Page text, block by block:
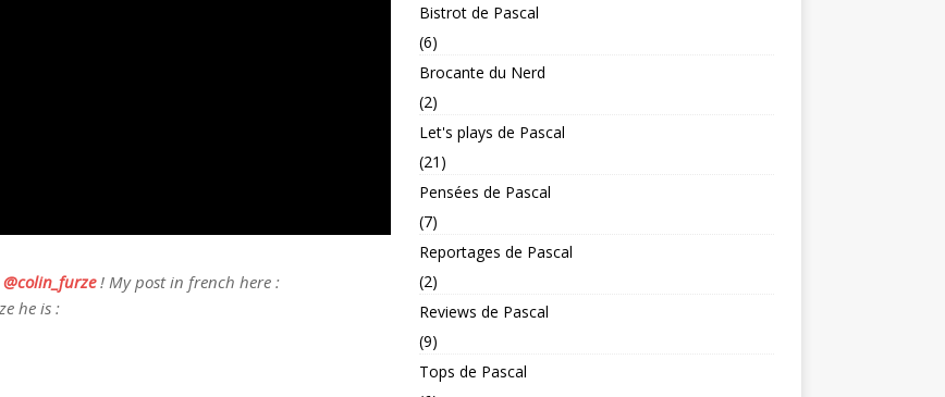
@colin_furze! My post in french here :
he is :
Bistrot de Pascal
(6)
Brocante du Nerd
(2)
Let's plays de Pascal
(21)
Pensées de Pascal
(7)
Reportages de Pascal
(2)
Reviews de Pascal
(9)
Tops de Pascal